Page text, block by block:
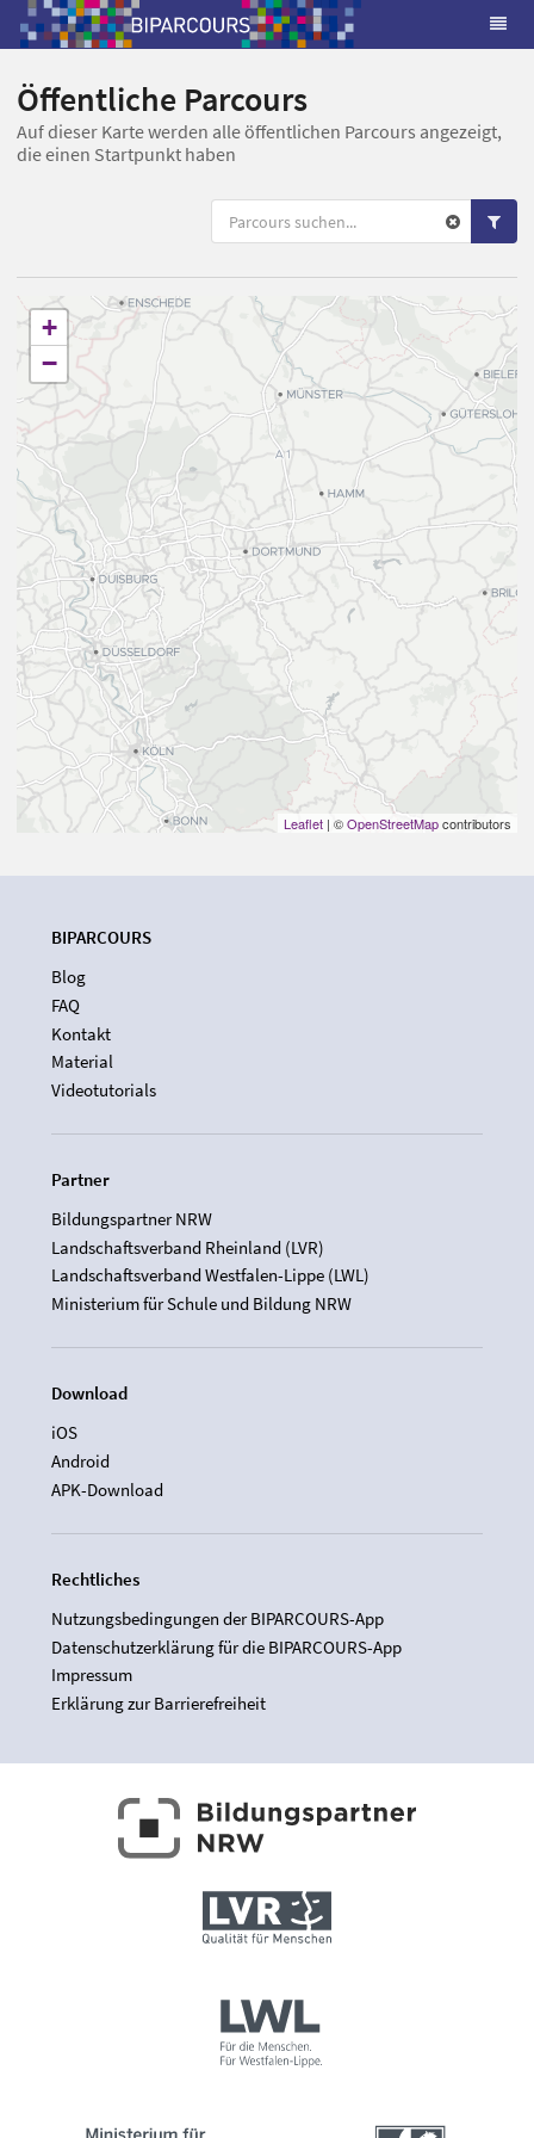
Öffentliche Parcours
Auf dieser Karte werden alle öffentlichen Parcours angezeigt,
die einen Startpunkt haben
+
−
Leaflet | ©OpenStreetMapcontributors
BIPARCOURS
Blog
FAQ
Kontakt
Material
Videotutorials
Partner
Bildungspartner NRW
Landschaftsverband Rheinland (LVR)
Landschaftsverband Westfalen-Lippe (LWL)
Ministerium für Schule und Bildung NRW
Download
iOS
Android
APK-Download
Rechtliches
Nutzungsbedingungen der BIPARCOURS-App
Datenschutzerklärung für die BIPARCOURS-App
Impressum
Erklärung zur Barrierefreiheit